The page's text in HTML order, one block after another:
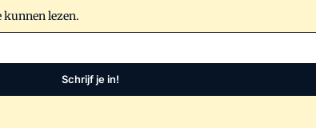
lezen.
Schrijf je in!